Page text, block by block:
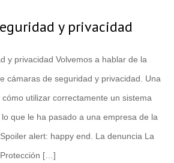
y privacidad
y privacidad Volvemos a hablar de la
cámaras de seguridad y privacidad. Una
utilizar correctamente un sistema
que le ha pasado a una empresa de la
alert: happy end. La denuncia La
[…]